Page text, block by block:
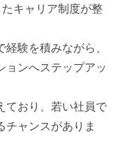
キャリア制度が整
験を積みながら、
ョンへステップアッ
ており、若い社員で
チャンスがありま